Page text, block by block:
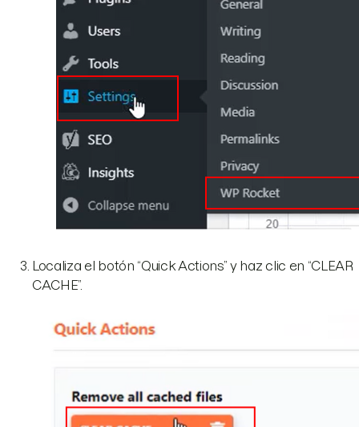
Localiza el botón “Quick Actions” y haz clic en “CLEAR
CACHE”.